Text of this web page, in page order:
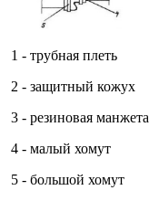
1 - трубная плеть
2 - защитный кожух
3 - резиновая манжета
4 - малый хомут
5 - большой хомут